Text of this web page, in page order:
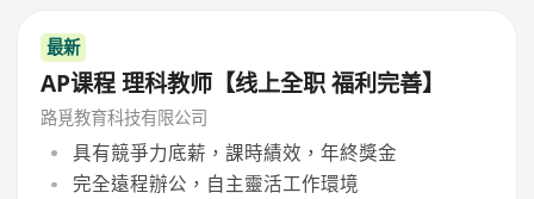
最新
AP课程 理科教师【线上全职 福利完善】
路覓教育科技有限公司
具有競爭力底薪，課時績效，年終獎金
完全遠程辦公，自主靈活工作環境